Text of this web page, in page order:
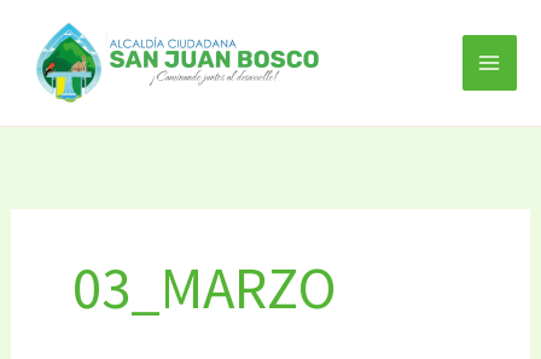
contenido
03_MARZO
por: